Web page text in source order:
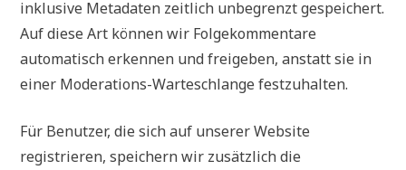
inklusive Metadaten zeitlich unbegrenzt gespeichert.
Auf diese Art können wir Folgekommentare
automatisch erkennen und freigeben, anstatt sie in
einer Moderations-Warteschlange festzuhalten.
Für Benutzer, die sich auf unserer Website
registrieren, speichern wir zusätzlich die